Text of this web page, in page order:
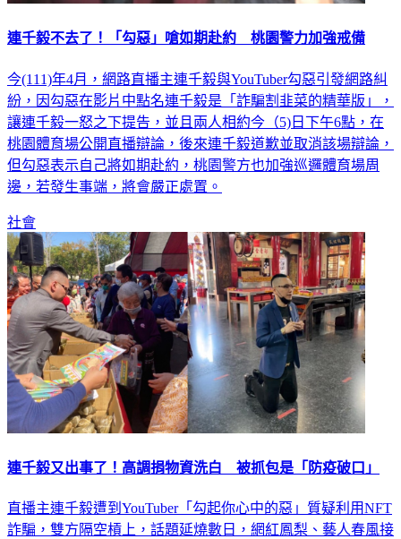
連千毅不去了！「勾惡」嗆如期赴約 桃園警力加強戒備
今(111)年4月，網路直播主連千毅與YouTuber勾惡引發網路糾
紛，因勾惡在影片中點名連千毅是「詐騙割韭菜的精華版」，
讓連千毅一怒之下提告，並且兩人相約今（5)日下午6點，在
桃園體育場公開直播辯論，後來連千毅道歉並取消該場辯論，
但勾惡表示自己將如期赴約，桃園警方也加強巡邏體育場周
邊，若發生事端，將會嚴正處置。
社會
連千毅又出事了！高調捐物資洗白 被抓包是「防疫破口」
直播主連千毅遭到YouTuber「勾起你心中的惡」質疑利用NFT
詐騙，雙方隔空槓上，話題延燒數日，網紅鳳梨、藝人春風接